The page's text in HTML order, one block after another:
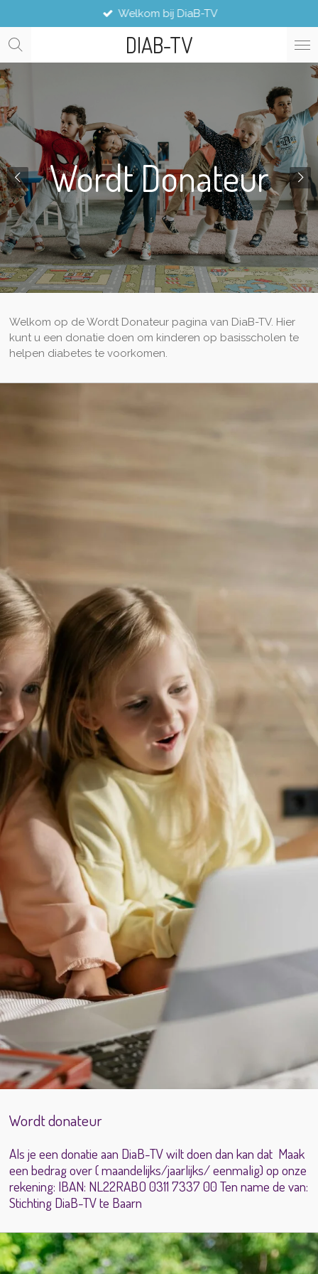
direct
naar
de
hoofdinhoud
DIAB-TV
Welkom bij DiaB-TV
Wordt Donateur
Welkom op de Wordt Donateur pagina van DiaB-TV. Hier
kunt u een donatie doen om kinderen op basisscholen te
helpen diabetes te voorkomen.
Wordtdonateur
Als je een donatie aan DiaB-TV wilt doen dan kan dat Maak
een bedrag over ( maandelijks/jaarlijks/ eenmalig) op onze
rekening: IBAN: NL22RABO 0311 7337 00 Ten name de van:
Stichting DiaB-TV te Baarn